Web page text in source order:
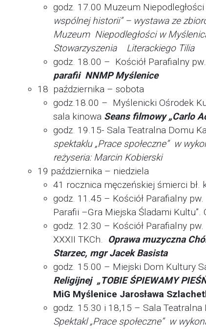
godz. 17.00 Muzeum
wspólnej historii” – wystawa ze
Muzeum Niepodległości w
Stowarzyszenia Literackiego Tilia
godz. 18.00 – Kościół Parafialny
parafii NNMP Myślenice
18 października – sobota
godz.18.00 – Myślenicki Ośrodek
sala kinowa Seans filmowy „Carlo
godz. 19.15- Sala Teatralna Domu
spektaklu „Prace społeczne” w
reżyseria: Marcin Kobierski
19 października – niedziela
41 rocznica męczeńskiej śmierci bł.
godz. 11.45 – Kościół Parafialny
Parafii –Gra Miejska Śladami Kultu”.
godz. 12.30 – Kościół Parafialny
XXXII TKCh.
Oprawa muzyczna
Starzec, mgr Jacek Basista
godz. 15.00 – Miejski Dom Kultury
Religijnej „TOBIE ŚPIEWAMY
MiG Myślenice Jarosława
godz. 15.30 i 18,15 – Sala
Spektakl „Prace społeczne” w